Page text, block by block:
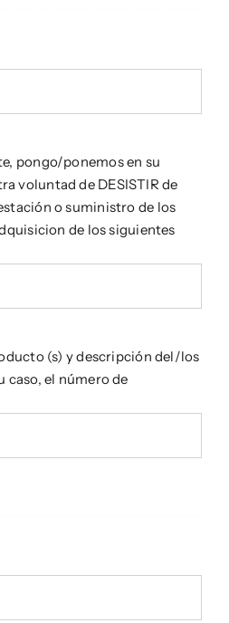
pongo/ponemos en su
voluntad de DESISTIR de
o suministro de los
de los siguientes
(s) y descripción del/los
caso, el número de